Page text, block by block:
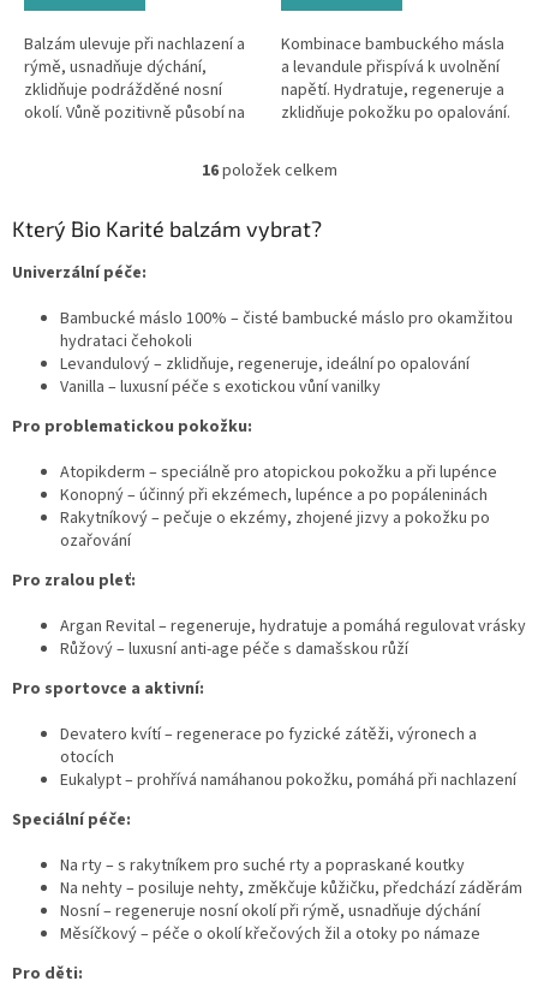
Balzám ulevuje při nachlazení a
rýmě, usnadňuje dýchání,
zklidňuje podrážděné nosní
okolí. Vůně pozitivně působí na
Kombinace bambuckého másla
a levandule přispívá k uvolnění
napětí. Hydratuje, regeneruje a
zklidňuje pokožku po opalování.
O
l
c
p
r
v
ý
p
16položek celkem
Který Bio Karité balzám vybrat?
Univerzální péče:
Bambucké máslo 100% – čisté bambucké máslo pro okamžitou
hydrataci čehokoli
Levandulový – zklidňuje, regeneruje, ideální po opalování
Vanilla – luxusní péče s exotickou vůní vanilky
Pro problematickou pokožku:
Atopikderm – speciálně pro atopickou pokožku a při lupénce
Konopný – účinný při ekzémech, lupénce a po popáleninách
Rakytníkový – pečuje o ekzémy, zhojené jizvy a pokožku po
ozařování
Pro zralou pleť:
Argan Revital – regeneruje, hydratuje a pomáhá regulovat vrásky
Růžový – luxusní anti-age péče s damašskou růží
Pro sportovce a aktivní:
Devatero kvítí – regenerace po fyzické zátěži, výronech a
otocích
Eukalypt – prohřívá namáhanou pokožku, pomáhá při nachlazení
Speciální péče:
Na rty – s rakytníkem pro suché rty a popraskané koutky
Na nehty – posiluje nehty, změkčuje kůžičku, předchází záděrám
Nosní – regeneruje nosní okolí při rýmě, usnadňuje dýchání
Měsíčkový – péče o okolí křečových žil a otoky po námaze
Pro děti: